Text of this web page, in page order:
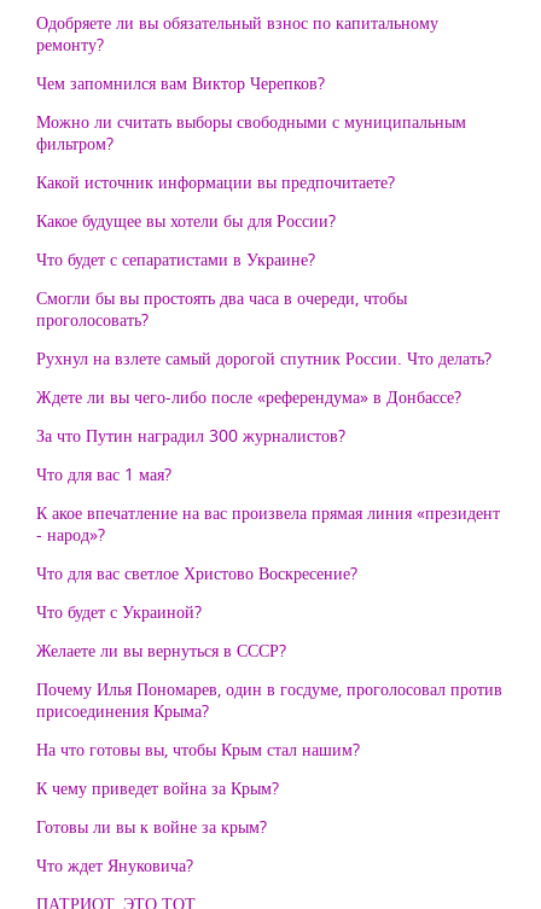
Одобряете ли вы обязательный взнос по капитальному
ремонту?
Чем запомнился вам Виктор Черепков?
Можно ли считать выборы свободными с муниципальным
фильтром?
Какой источник информации вы предпочитаете?
Какое будущее вы хотели бы для России?
Что будет с сепаратистами в Украине?
Смогли бы вы простоять два часа в очереди, чтобы
проголосовать?
Рухнул на взлете самый дорогой спутник России. Что делать?
Ждете ли вы чего-либо после «референдума» в Донбассе?
За что Путин наградил 300 журналистов?
Что для вас 1 мая?
К акое впечатление на вас произвела прямая линия «президент
- народ»?
Что для вас светлое Христово Воскресение?
Что будет с Украиной?
Желаете ли вы вернуться в СССР?
Почему Илья Пономарев, один в госдуме, проголосовал против
присоединения Крыма?
На что готовы вы, чтобы Крым стал нашим?
К чему приведет война за Крым?
Готовы ли вы к войне за крым?
Что ждет Януковича?
ПАТРИОТ, ЭТО ТОТ...